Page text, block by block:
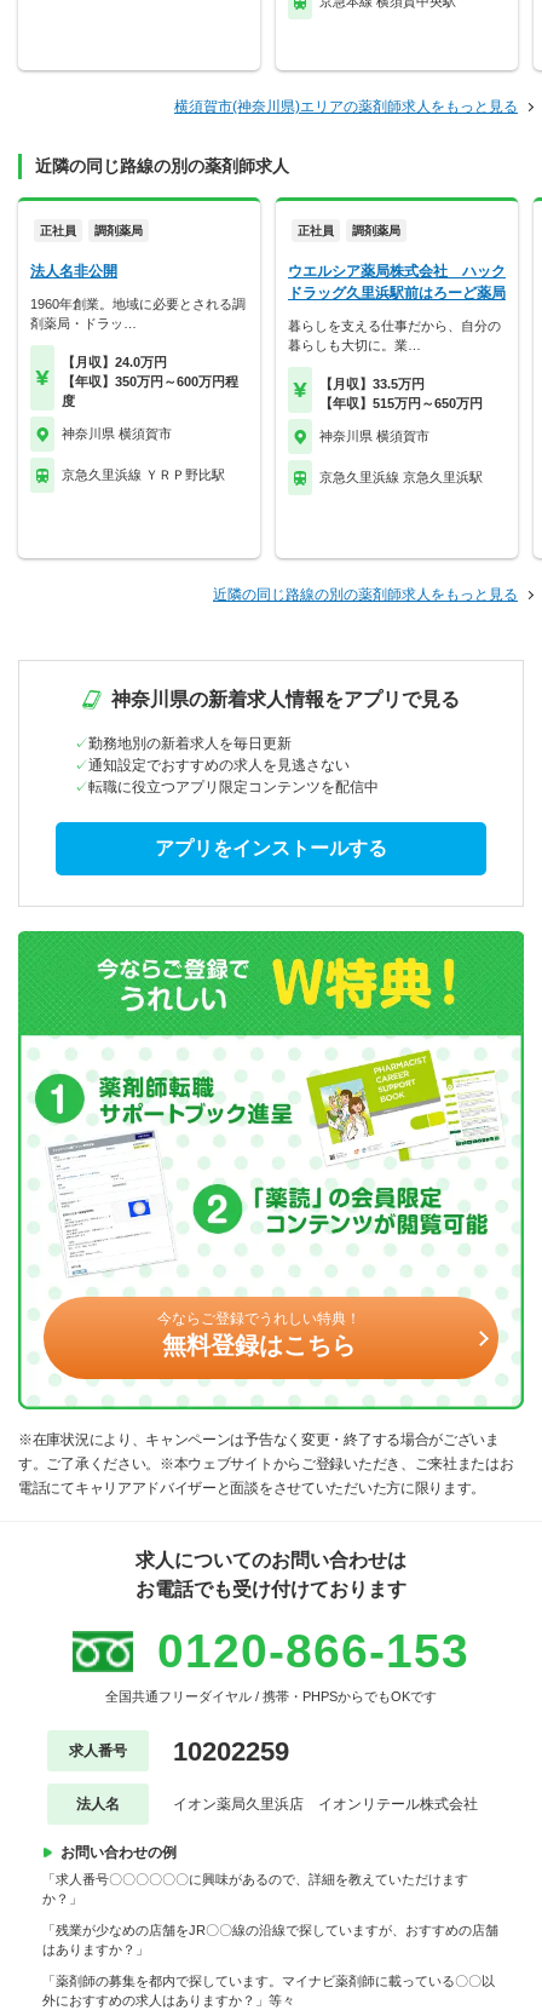
横須賀市(神奈川県)エリアの薬剤師求人をもっと見る
近隣の同じ路線の別の薬剤師求人
正社員 調剤薬局
法人名非公開
1960年創業。地域に必要とされる調
剤薬局・ドラッ…
【月収】24.0万円
【年収】350万円～600万円程
度
神奈川県 横須賀市
京急久里浜線 ＹＲＰ野比駅
正社員 調剤薬局
ウエルシア薬局株式会社 ハック
ドラッグ久里浜駅前はろーど薬局
暮らしを支える仕事だから、自分の
暮らしも大切に。業…
【月収】33.5万円
【年収】515万円～650万円
神奈川県 横須賀市
京急久里浜線 京急久里浜駅
近隣の同じ路線の別の薬剤師求人をもっと見る
神奈川県の新着求人情報をアプリで見る
勤務地別の新着求人を毎日更新
通知設定でおすすめの求人を見逃さない
転職に役立つアプリ限定コンテンツを配信中
アプリをインストールする
今ならご登録でうれしい特典！
無料登録はこちら
※在庫状況により、キャンペーンは予告なく変更・終了する場合がございま
す。ご了承ください。※本ウェブサイトからご登録いただき、ご来社またはお
電話にてキャリアアドバイザーと面談をさせていただいた方に限ります。
求人についてのお問い合わせは
お電話でも受け付けております
0120-866-153
全国共通フリーダイヤル / 携帯・PHPSからでもOKです
求人番号 10202259
法人名 イオン薬局久里浜店 イオンリテール株式会社
お問い合わせの例
「求人番号〇〇〇〇〇〇に興味があるので、詳細を教えていただけます
か？」
「残業が少なめの店舗をJR〇〇線の沿線で探していますが、おすすめの店舗
はありますか？」
「薬剤師の募集を都内で探しています。マイナビ薬剤師に載っている〇〇以
外におすすめの求人はありますか？」等々